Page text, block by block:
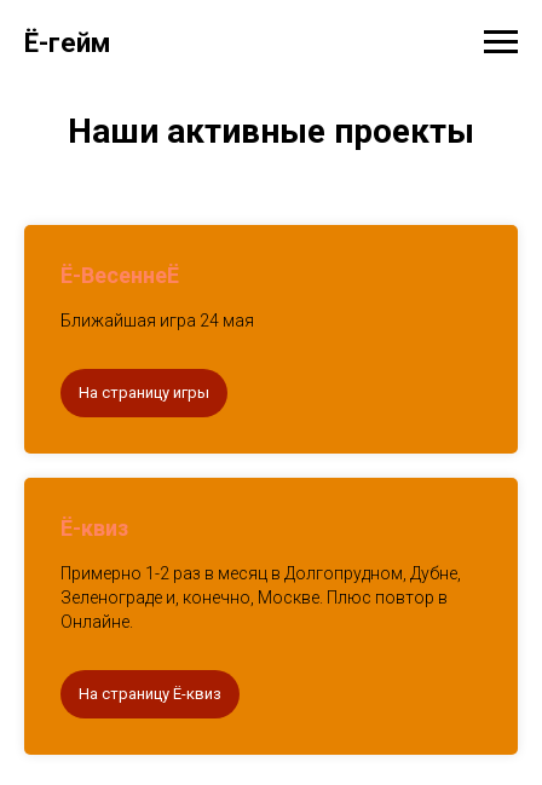
Ё-гейм
Наши активные проекты
Ё-ВесеннеЁ
Ближайшая игра 24 мая
На страницу игры
Ё-квиз
Примерно 1-2 раз в месяц в Долгопрудном, Дубне,
Зеленограде и, конечно, Москве. Плюс повтор в
Онлайне.
На страницу Ё-квиз